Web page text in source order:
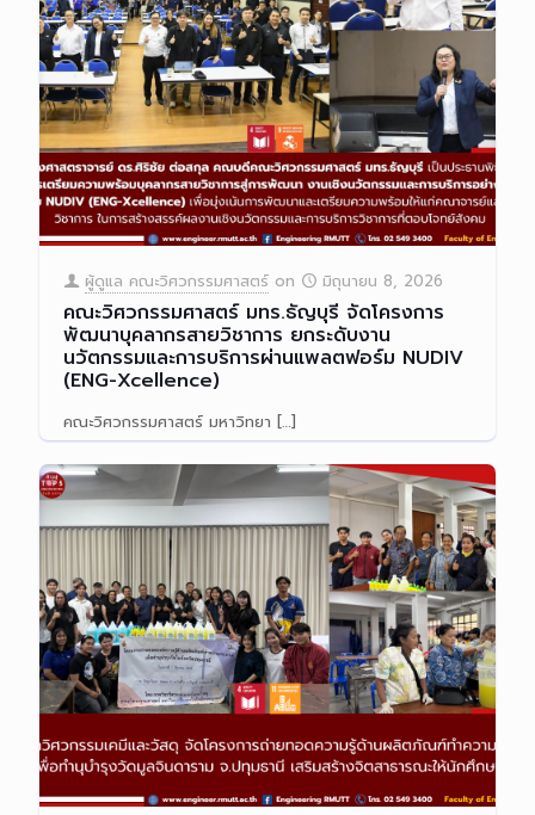
ผู้ดูแล คณะวิศวกรรมศาสตร์ on มิถุนายน 8, 2026
คณะวิศวกรรมศาสตร์ มทร.ธัญบุรี จัดโครงการ
พัฒนาบุคลากรสายวิชาการ ยกระดับงาน
นวัตกรรมและการบริการผ่านแพลตฟอร์ม NUDIV
(ENG-Xcellence)
คณะวิศวกรรมศาสตร์ มหาวิทยา […]
Read more